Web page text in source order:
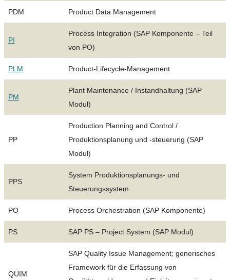
PDM Product Data Management
PI
Process Integration (SAP Komponente – Teil
von PO)
PLM Product-Lifecycle-Management
PM
Plant Maintenance / Instandhaltung (SAP
Modul)
PP
Production Planning and Control /
Produktionsplanung und -steuerung (SAP
Modul)
PPS
System Produktionsplanungs- und
Steuerungssystem
PO Process Orchestration (SAP Komponente)
PS SAP PS – Project System (SAP Modul)
QUIM
SAP Quality Issue Management; generisches
Framework für die Erfassung von